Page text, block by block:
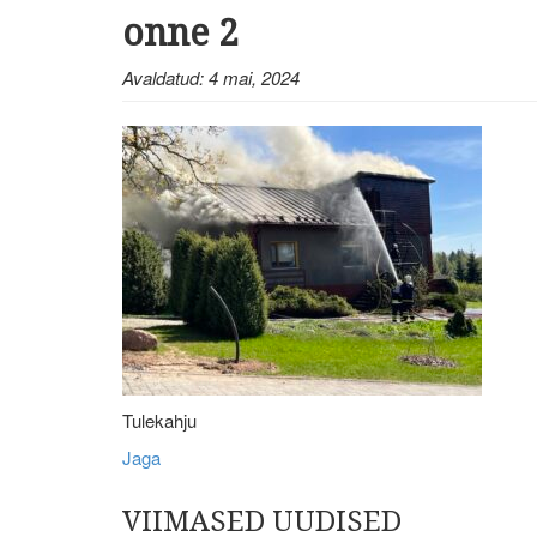
onne 2
Avaldatud: 4 mai, 2024
Tulekahju
Jaga
VIIMASED UUDISED